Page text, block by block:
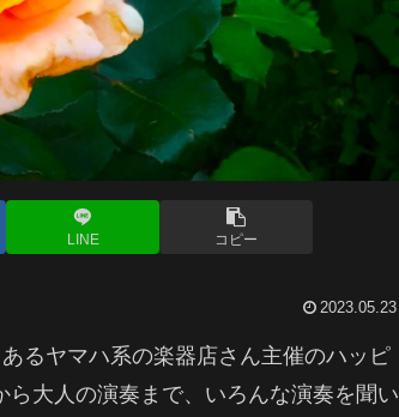
LINE コピー
2023.05.23
るヤマハ系の楽器店さん主催のハッピ
大人の演奏まで、いろんな演奏を聞い